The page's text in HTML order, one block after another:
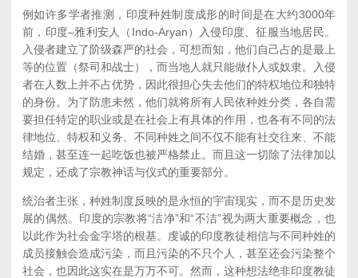
例如许多学者推测，印度种姓制度成形的时间是在大约3000年
前，印度–雅利安人（Indo-Aryan）入侵印度、征服当地居民。
入侵者建立了阶级森严的社会，可想而知，他们自己占的是最上
等的位置（祭司和战士），而当地人就只能做仆人或奴隶。入侵
者在人数上并不占优势，因此很担心失去他们的特权地位和独特
的身份。为了防患未然，他们就将所有人民依种姓分类，各自需
要担任特定的职业或是在社会上有具体的作用，也各有不同的法
律地位、特权和义务。不同种姓之间不仅不能有社交往来、不能
结婚，甚至连一起吃饭也被严格禁止。而且这一切除了法律加以
规定，还成了宗教神话与仪式的重要部分。
统治者主张，种姓制度反映的是永恒的宇宙现实，而不是历史发
展的偶然。印度的宗教将“洁净”和“不洁”视为两大重要概念，也
以此作为社会金字塔的根基。虔诚的印度教徒相信与不同种姓的
成员接触会造成污染，而且污染的不只个人，甚至还会污染整个
社会，也因此这实在是万万不可。然而，这种想法绝非印度教徒